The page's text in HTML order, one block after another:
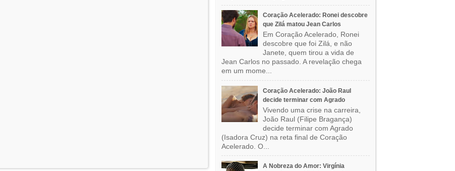
Coração Acelerado: Ronei descobre
que Zilá matou Jean Carlos
Em Coração Acelerado, Ronei
descobre que foi Zilá, e não
Janete, quem tirou a vida de
Jean Carlos no passado. A revelação chega
em um mome...
Coração Acelerado: João Raul
decide terminar com Agrado
Vivendo uma crise na carreira,
João Raul (Filipe Bragança)
decide terminar com Agrado
(Isadora Cruz) na reta final de Coração
Acelerado. O...
A Nobreza do Amor: Virgínia